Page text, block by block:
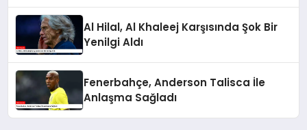
Al Hilal, Al Khaleej Karşısında Şok Bir
Yenilgi Aldı
Fenerbahçe, Anderson Talisca İle
Anlaşma Sağladı